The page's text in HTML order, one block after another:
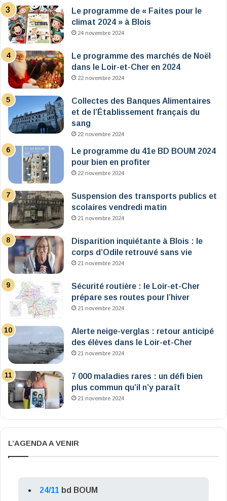
Le programme de « Faites pour le
climat 2024 » à Blois
24 novembre 2024
Le programme des marchés de Noël
dans le Loir-et-Cher en 2024
22 novembre 2024
Collectes des Banques Alimentaires
et de l’Établissement français du
sang
22 novembre 2024
Le programme du 41e BD BOUM 2024
pour bien en profiter
22 novembre 2024
Suspension des transports publics et
scolaires vendredi matin
21 novembre 2024
Disparition inquiétante à Blois : le
corps d’Odile retrouvé sans vie
21 novembre 2024
Sécurité routière : le Loir-et-Cher
prépare ses routes pour l’hiver
21 novembre 2024
Alerte neige-verglas : retour anticipé
des élèves dans le Loir-et-Cher
21 novembre 2024
7 000 maladies rares : un défi bien
plus commun qu’il n’y paraît
21 novembre 2024
L’AGENDA A VENIR
24/11 bd BOUM